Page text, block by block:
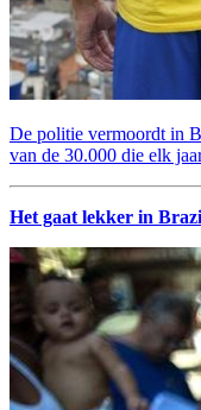
De politie vermoordt in
van de 30.000 die elk
Het gaat lekker in